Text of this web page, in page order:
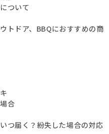
ついて
トドア、BBQにおすすめの商
合
つ届く？紛失した場合の対応